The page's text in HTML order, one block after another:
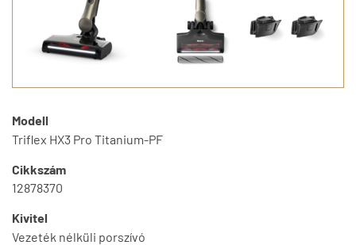
Modell
Triflex HX3 Pro Titanium-PF
Cikkszám
12878370
Kivitel
Vezeték nélküli porszívó